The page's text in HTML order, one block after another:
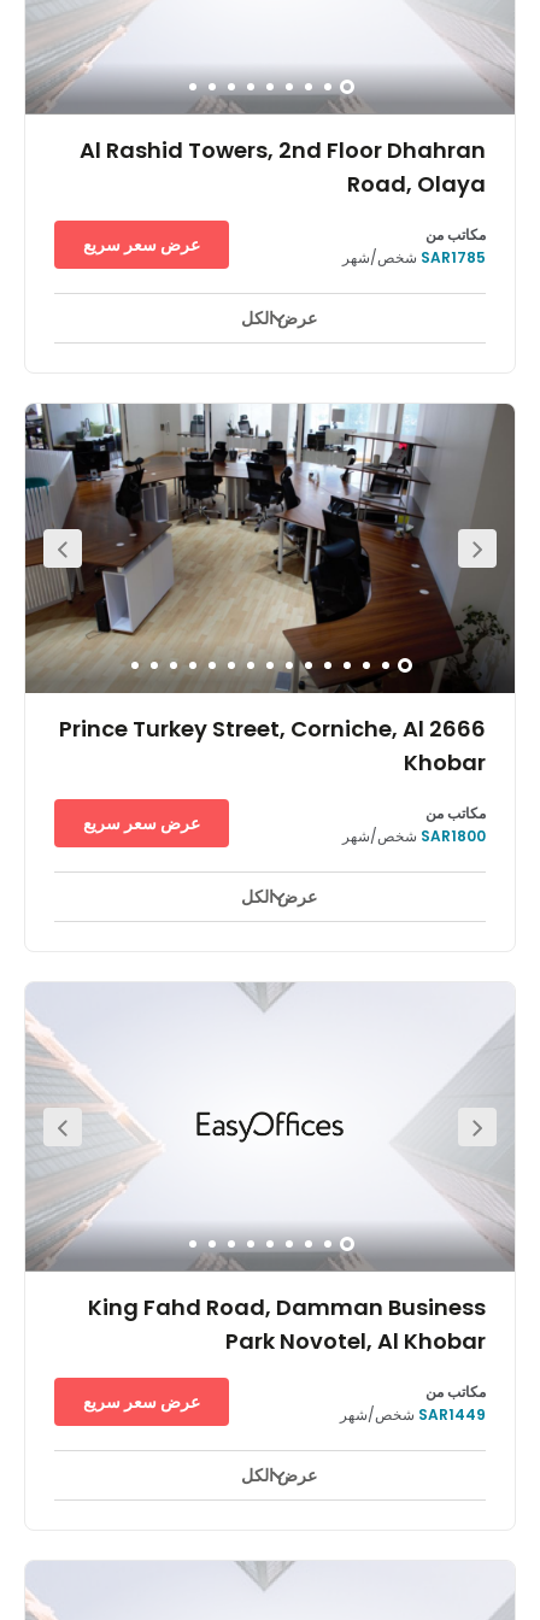
Al Rashid Towers, 2nd Floor Dhahran
Road, Olaya
ساحات للاستراحة
والتجارية الراقية بمدينة الخبر بجوار مجمع الراشد التجاري و على بعد
خطوات قليلة من العديد من المدارس والمستشفيات والمقار الرئيسية
لجامعة الملك فهد للبترول والمعادن وشركة أرامكو وشركة وادي
الظهران للتقنية.
مكاتب من
SAR1785شخص/شهر
عرض سعر سريع
عرض الكل
2666 Prince Turkey Street, Corniche, Al
Khobar
ساحات للاستراحة
located in a highly sought-after area filled with a vast
range of useful amenities. In the area you will find coffee
shops, restaurants, banks, mall, chamber of commerce,
postal office, and hotels. Also, this office space is just 15 -
20 minutes away from Dhahran, Azizah, and Dammam.
Due to the centres close proximity to Khobar sea front this
office space is highly accessible by car.
مكاتب من
SAR1800شخص/شهر
عرض سعر سريع
عرض الكل
King Fahd Road, Damman Business
Park Novotel, Al Khobar
مركز المدينة/البلدة
مجمع نوفوتيل التجاري، على الطريق السريع بين الخبر والدمام، يحتل هذا
المركز موقعًا جيدًا للاستفادة من موقع منطقة الدمام والظهران والخبر
كمركز رئيسي للشحن والتجارة والنفط والصناعة. وإن ميناء الملك عبد
مكاتب من
SAR1449شخص/شهر
عرض سعر سريع
عرض الكل